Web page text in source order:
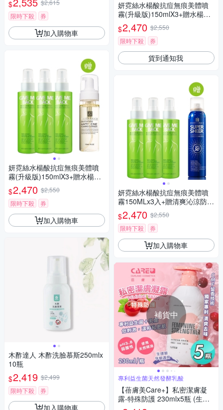
$
$2,615
限時下殺
券
加入購物車
妍霓絲水楊酸抗痘無痕美體噴
霧(升級版)150mlX3+贈水楊酸
淨痘洗顏慕斯150mlx1
$2,470 $2,550
限時下殺
券
加入購物車
木酢達人 木酢洗臉慕斯250mlx
10瓶
$2,419 $2,499
限時下殺
券
加入購物車
妍霓絲水楊酸抗痘無痕美體噴
霧(升級版)150mlX3+贈水楊酸
面皰化妝水120mlX1入
$2,470 $2,550
限時下殺
券
貨到通知我
妍霓絲水楊酸抗痘無痕美體噴
霧150MLx3入+贈清爽沁涼防曬
噴霧180mlX1
$2,470 $2,550
限時下殺
券
加入購物車
補貨中
專利益生菌天然發酵乳酸
【蓓膚美Care+】私密潔膚凝
露-特殊防護 230mlx5瓶 (生理
期/孕期/益生菌)